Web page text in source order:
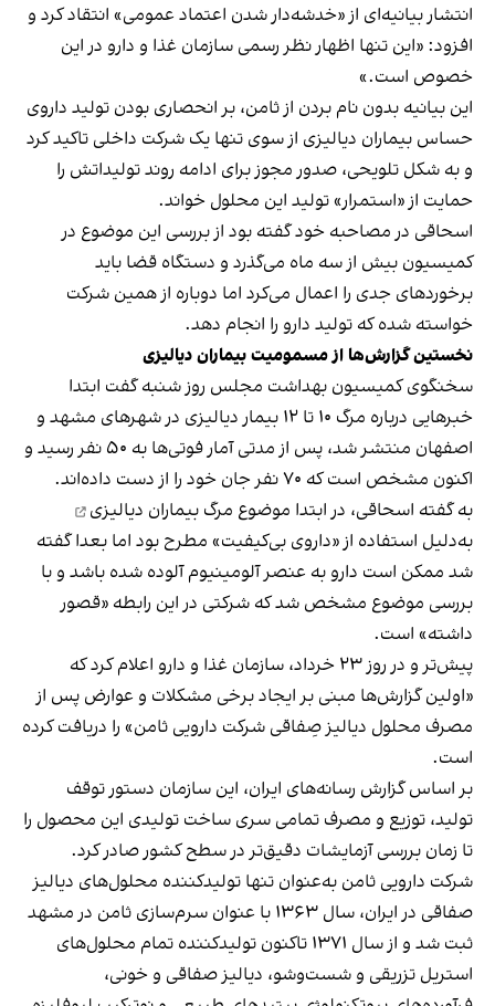
انتشار بیانیه‌ای از «خدشه‌دار شدن اعتماد عمومی» انتقاد کرد و
افزود: «این تنها اظهار نظر رسمی سازمان غذا و دارو در این
خصوص است.»
این بیانیه بدون نام بردن از ثامن، بر انحصاری بودن تولید داروی
حساس بیماران دیالیزی از سوی تنها یک شرکت داخلی تاکید کرد
و به شکل تلویحی، صدور مجوز برای ادامه روند تولیداتش را
حمایت از «استمرار» تولید این محلول خواند.
اسحاقی در مصاحبه خود گفته بود از بررسی این موضوع در
کمیسیون بیش از سه ماه می‌گذرد و دستگاه قضا باید
برخوردهای جدی را اعمال می‌کرد اما دوباره از همین شرکت
خواسته شده که تولید دارو را انجام دهد.
نخستین گزارش‌ها از مسمومیت بیماران دیالیزی
سخنگوی کمیسیون بهداشت مجلس روز شنبه گفت ابتدا
خبرهایی درباره مرگ ۱۰ تا ۱۲ بیمار دیالیزی در شهرهای مشهد و
اصفهان منتشر شد، پس از مدتی آمار فوتی‌ها به ۵۰ نفر رسید و
اکنون مشخص است که ۷۰ نفر جان خود را از دست داده‌اند.
به گفته اسحاقی، در ابتدا موضوع مرگ بیماران دیالیزی
به‌دلیل استفاده از «داروی بی‌کیفیت» مطرح بود اما بعدا گفته
شد ممکن است دارو به عنصر آلومینیوم آلوده شده باشد و با
بررسی موضوع مشخص شد که شرکتی در این‌ رابطه «قصور
داشته» است.
پیش‌تر و در روز ۲۳ خرداد، سازمان غذا و دارو اعلام کرد که
«اولین گزارش‌ها مبنی بر ایجاد برخی مشکلات و عوارض پس از
مصرف محلول دیالیز صِفاقی شرکت دارویی ثامن» را دریافت کرده
است.
بر اساسگزارش رسانه‌های ایران، این سازمان دستور توقف
تولید، توزیع و مصرف تمامی سری ساخت تولیدی این محصول را
تا زمان بررسی آزمایشات دقیق‌تر در سطح کشور صادر کرد.
شرکت دارویی ثامن به‌عنوان تنها تولیدکننده محلول‌های دیالیز
صفاقی در ایران، سال ۱۳۶۳ با عنوان سرم‌سازی ثامن در مشهد
ثبت شد و از سال ۱۳۷۱ تاکنون تولیدکننده تمام محلول‌های
استریل تزریقی و شست‌وشو، دیالیز صفاقی و خونی،